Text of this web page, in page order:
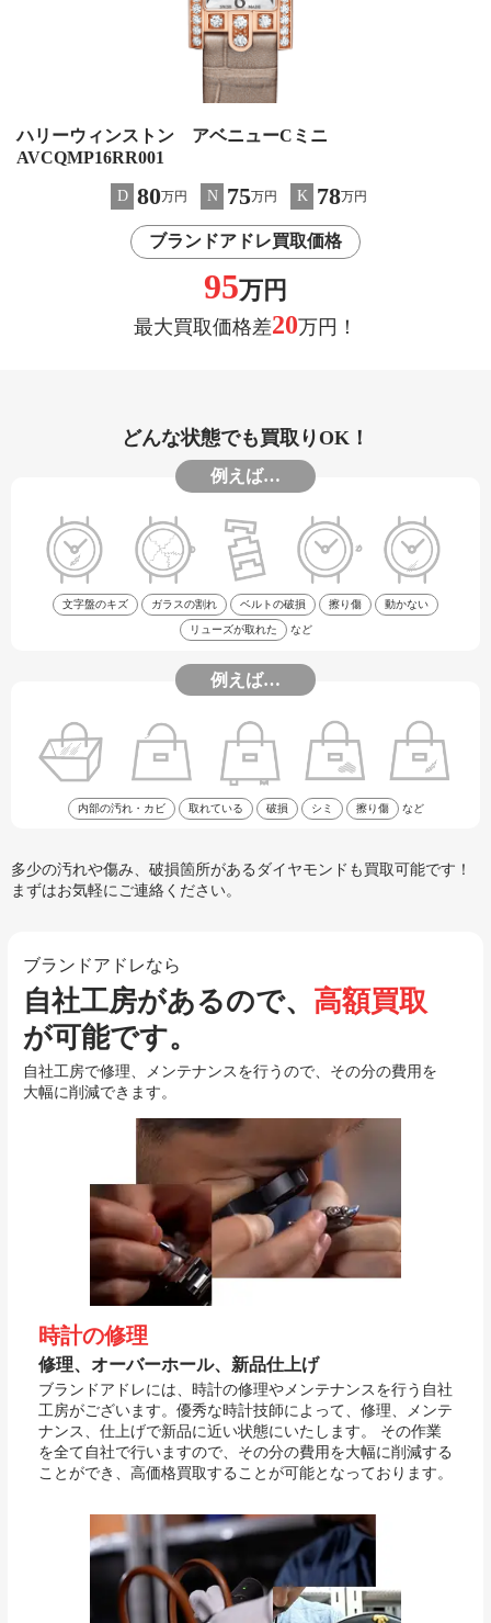
ハリーウィンストン アベニューCミニ
AVCQMP16RR001
D 80万円 N 75万円 K 78万円
ブランドアドレ買取価格
95万円
最大買取価格差20万円！
どんな状態でも買取りOK！
例えば…
文字盤のキズ ガラスの割れ ベルトの破損 擦り傷 動かない
リューズが取れた など
例えば…
内部の汚れ・カビ 取れている 破損 シミ 擦り傷 など
多少の汚れや傷み、破損箇所があるダイヤモンドも買取可能です！
まずはお気軽にご連絡ください。
ブランドアドレなら
自社工房があるので、 高額買取
が可能です。
自社工房で修理、メンテナンスを行うので、その分の費用を
大幅に削減できます。
時計の修理
修理、オーバーホール、新品仕上げ
ブランドアドレには、時計の修理やメンテナンスを行う自社
工房がございます。優秀な時計技師によって、修理、メンテ
ナンス、仕上げで新品に近い状態にいたします。 その作業
を全て自社で行いますので、その分の費用を大幅に削減する
ことができ、高価格買取することが可能となっております。